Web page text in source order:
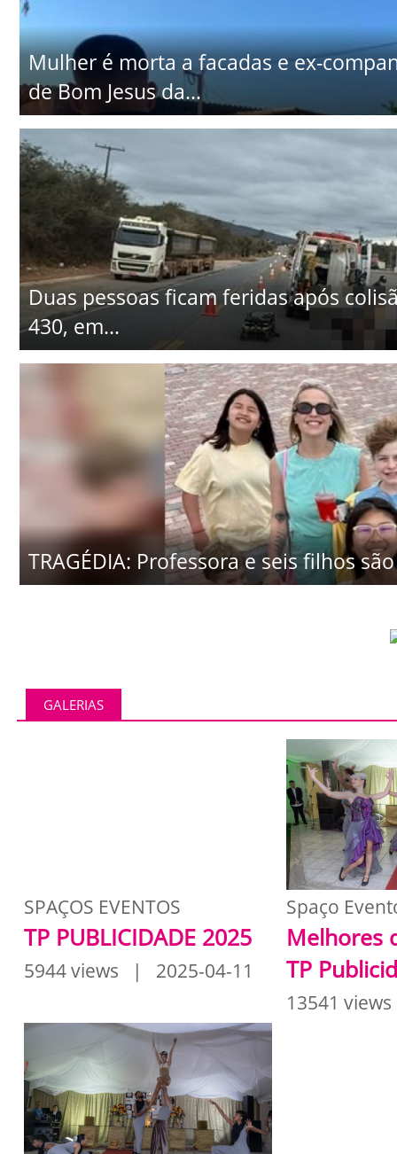
Mulher é morta a facadas e ex-
de Bom Jesus da...
Duas pessoas ficam feridas após
430, em...
TRAGÉDIA: Professora e seis filhos
GALERIAS
SPAÇOS EVENTOS
TP PUBLICIDADE 2025
5944 views | 2025-04-11
Spaço
Melhores
TP
13541